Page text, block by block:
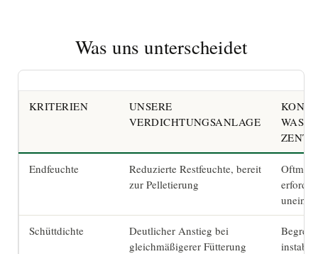
Was uns unterscheidet
KRITERIEN
UNSERE
VERDICHTUNGSANLAGE
Endfeuchte
Reduzierte Restfeuchte, bereit
zur Pelletierung
Schüttdichte
Deutlicher Anstieg bei
gleichmäßigerer Fütterung